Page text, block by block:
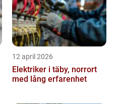
12 april 2026
Elektriker i täby, norrort
med lång erfarenhet